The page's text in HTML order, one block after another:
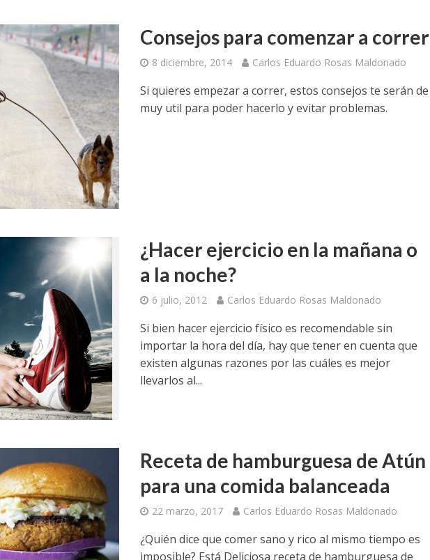
Consejos para comenzar a correr
8 diciembre, 2014 Carlos Eduardo Rosas Maldonado
Si quieres empezar a correr, estos consejos te serán de
muy util para poder hacerlo y evitar problemas.
¿Hacer ejercicio en la mañana o
a la noche?
6 julio, 2012 Carlos Eduardo Rosas Maldonado
Si bien hacer ejercicio físico es recomendable sin
importar la hora del día, hay que tener en cuenta que
existen algunas razones por las cuáles es mejor
llevarlos al...
Receta de hamburguesa de Atún
para una comida balanceada
22 marzo, 2017 Carlos Eduardo Rosas Maldonado
¿Quién dice que comer sano y rico al mismo tiempo es
imposible? Está Deliciosa receta de hamburguesa de